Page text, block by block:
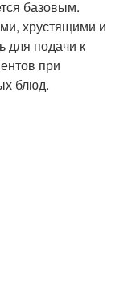
базовым.
хрустящими и
для подачи к
при
блюд.